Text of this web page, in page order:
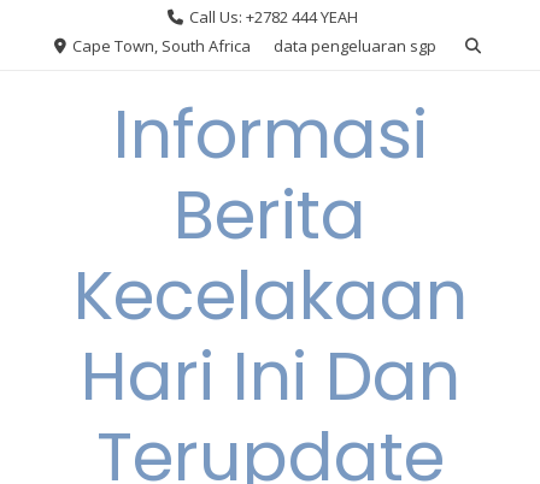
Call Us: +2782 444 YEAH
Cape Town, South Africa
data pengeluaran sgp
Informasi
Berita
Kecelakaan
Hari Ini Dan
Terupdate